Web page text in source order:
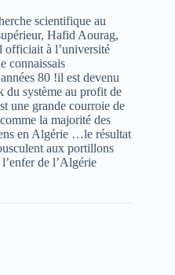
scientifique au
Hafid Aourag,
officiait à l’université
connaissais
80 !il est devenu
du système au profit de
une grande courroie de
la majorité des
en Algérie …le résultat
aux portillons
de l’Algérie